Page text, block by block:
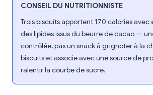
CONSEIL DU NUTRITIONNISTE
Trois biscuits apportent 170 calories avec
des lipides issus du beurre de cacao —
contrôlée, pas un snack à grignoter à la
biscuits et associe avec une source de
ralentir la courbe de sucre.